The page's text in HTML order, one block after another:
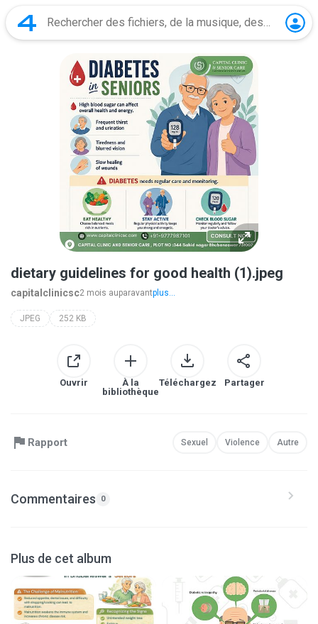
dietary guidelines for good health (1).jpeg
capitalclinicsc2 mois auparavantplus...
JPEG 252 KB
Ouvrir
À la
bibliothèque
Téléchargez Partager
Rapport Sexuel Violence Autre
Commentaires 0
Plus de cet album